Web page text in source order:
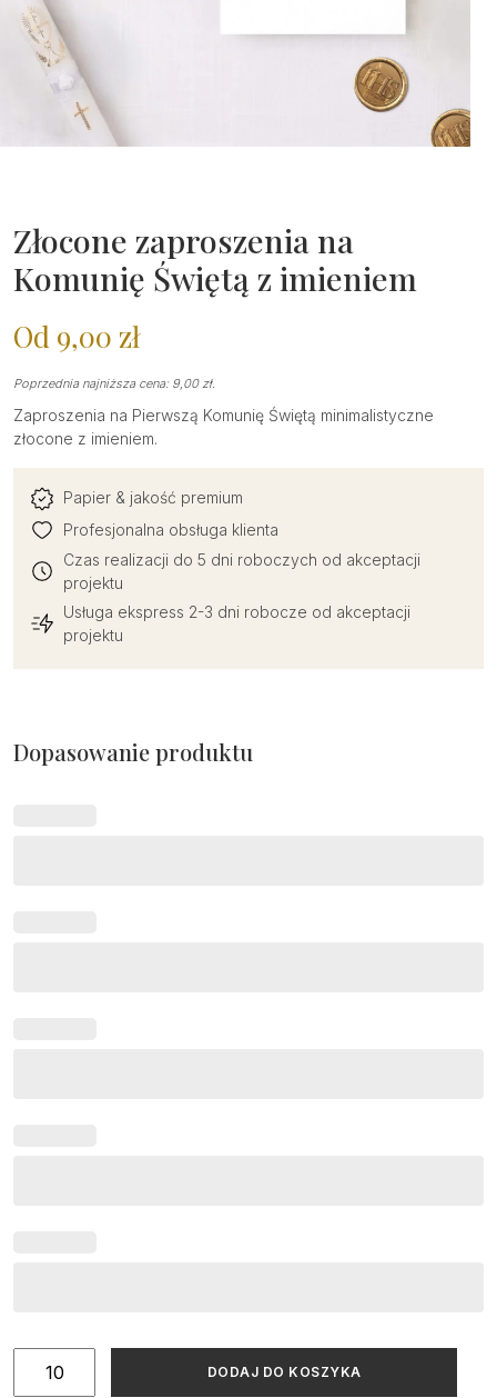
Złocone zaproszenia na
Komunię Świętą z imieniem
Od 9,00 zł
Poprzednia najniższa cena: 9,00 zł.
Zaproszenia na Pierwszą Komunię Świętą minimalistyczne
złocone z imieniem.
Papier & jakość premium
Profesjonalna obsługa klienta
Czas realizacji do 5 dni roboczych od akceptacji
projektu
Usługa ekspress 2-3 dni robocze od akceptacji
projektu
Dopasowanie produktu
ilość
DODAJ DO KOSZYKA